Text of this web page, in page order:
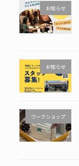
お知らせ
お知らせ
ワークショップ